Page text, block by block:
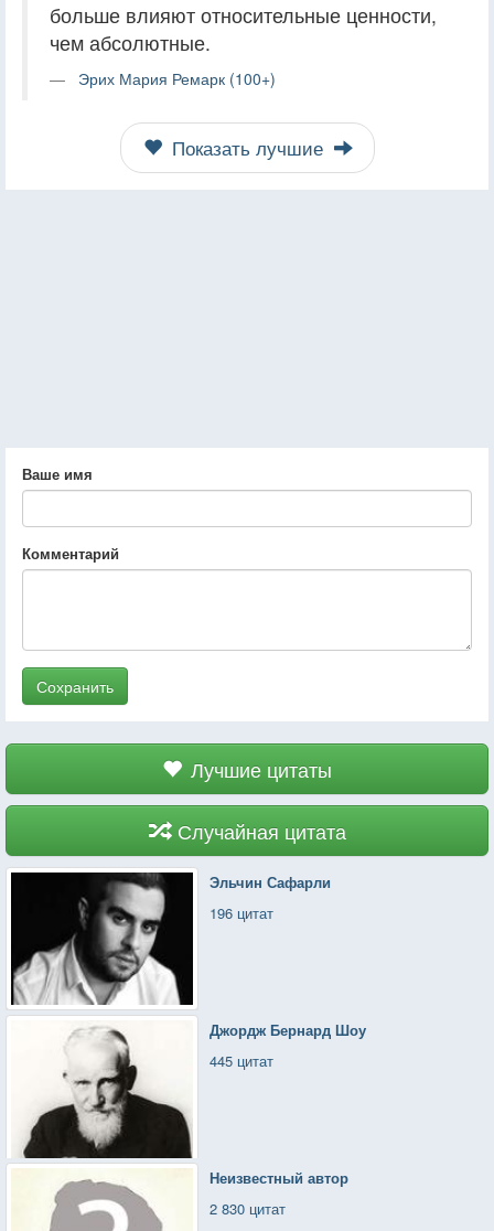
больше влияют относительные ценности,
чем абсолютные.
Эрих Мария Ремарк (100+)
Показать лучшие
Ваше имя
Комментарий
Сохранить
Лучшие цитаты
Случайная цитата
Эльчин Сафарли
196 цитат
Джордж Бернард Шоу
445 цитат
Неизвестный автор
2 830 цитат